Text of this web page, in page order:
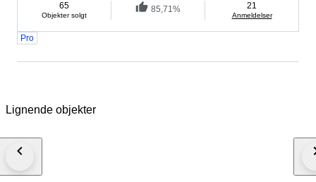
65
Objekter solgt
85,71% 21
Anmeldelser
Pro
Lignende objekter